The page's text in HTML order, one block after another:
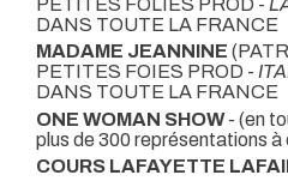
PETITES FOLIES PROD -
DANS TOUTE LA FRANCE
MADAME JEANNINE
PETITES FOIES PROD -
DANS TOUTE LA FRANCE
ONE WOMAN SHOW- (en
plus de 300 représentations à
COURS LAFAYETTE